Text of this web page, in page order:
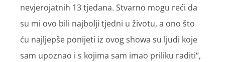
nevjerojatnih 13 tjedana. Stvarno mogu reći da
su mi ovo bili najbolji tjedni u životu, a ono što
ću najljepše ponijeti iz ovog showa su ljudi koje
sam upoznao i s kojima sam imao priliku raditi“,